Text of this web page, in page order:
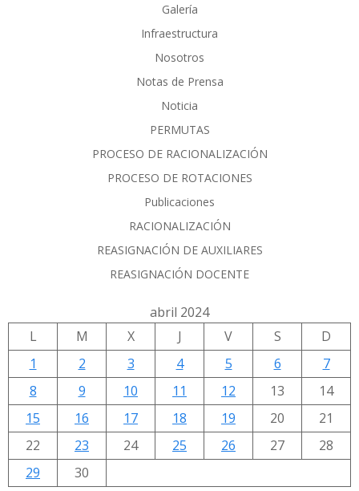
Galería
Infraestructura
Nosotros
Notas de Prensa
Noticia
PERMUTAS
PROCESO DE RACIONALIZACIÓN
PROCESO DE ROTACIONES
Publicaciones
RACIONALIZACIÓN
REASIGNACIÓN DE AUXILIARES
REASIGNACIÓN DOCENTE
abril 2024
L
M X J V S
D
1
2 3 4 5 6
7
8
9 10 11 12 13
14
15
16 17 18 19 20
21
22
23 24 25 26 27
28
29
30